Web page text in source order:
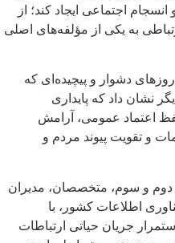
اجتماعی ایجاد کند؛ از
به یکی از مؤلفه‌های اصلی
دشوار و پیچیده‌ای که
نشان داد که پایداری
اعتماد عمومی، آرامش
و تقویت پیوند مردم و
و سوم، متخصصان، مدیران
اطلاعات کشور، با
جریان حیاتی ارتباطات